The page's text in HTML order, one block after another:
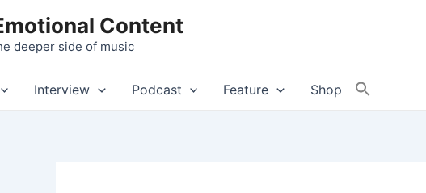
Content
deeper side of music
Interview Podcast Feature Shop